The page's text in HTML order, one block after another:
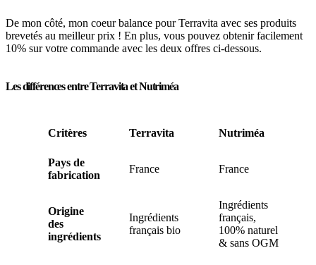
De mon côté, mon coeur balance pour Terravita avec ses produits
brevetés au meilleur prix ! En plus, vous pouvez obtenir facilement
10% sur votre commande avec les deux offres ci-dessous.
Les différences entre Terravita et Nutriméa
Critères Terravita Nutriméa
Pays de
fabrication
France France
Origine
des
ingrédients
Ingrédients
français bio
Ingrédients
français,
100% naturel
& sans OGM